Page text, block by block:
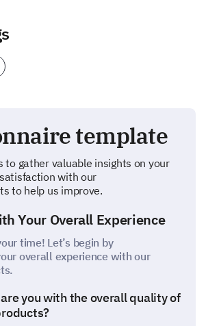
template
to gather valuable insights on your
with our
to help us improve.
Your Overall Experience
time! Let’s begin by
overall experience with our
you with the overall quality of